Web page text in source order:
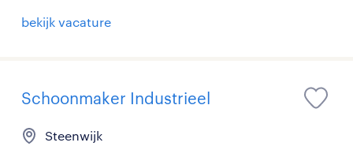
bekijk vacature
Schoonmaker Industrieel
Steenwijk